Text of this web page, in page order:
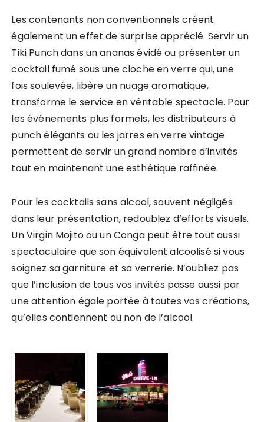
Les contenants non conventionnels créent
également un effet de surprise apprécié. Servir un
Tiki Punch dans un ananas évidé ou présenter un
cocktail fumé sous une cloche en verre qui, une
fois soulevée, libère un nuage aromatique,
transforme le service en véritable spectacle. Pour
les événements plus formels, les distributeurs à
punch élégants ou les jarres en verre vintage
permettent de servir un grand nombre d’invités
tout en maintenant une esthétique raffinée.
Pour les cocktails sans alcool, souvent négligés
dans leur présentation, redoublez d’efforts visuels.
Un Virgin Mojito ou un Conga peut être tout aussi
spectaculaire que son équivalent alcoolisé si vous
soignez sa garniture et sa verrerie. N’oubliez pas
que l’inclusion de tous vos invités passe aussi par
une attention égale portée à toutes vos créations,
qu’elles contiennent ou non de l’alcool.